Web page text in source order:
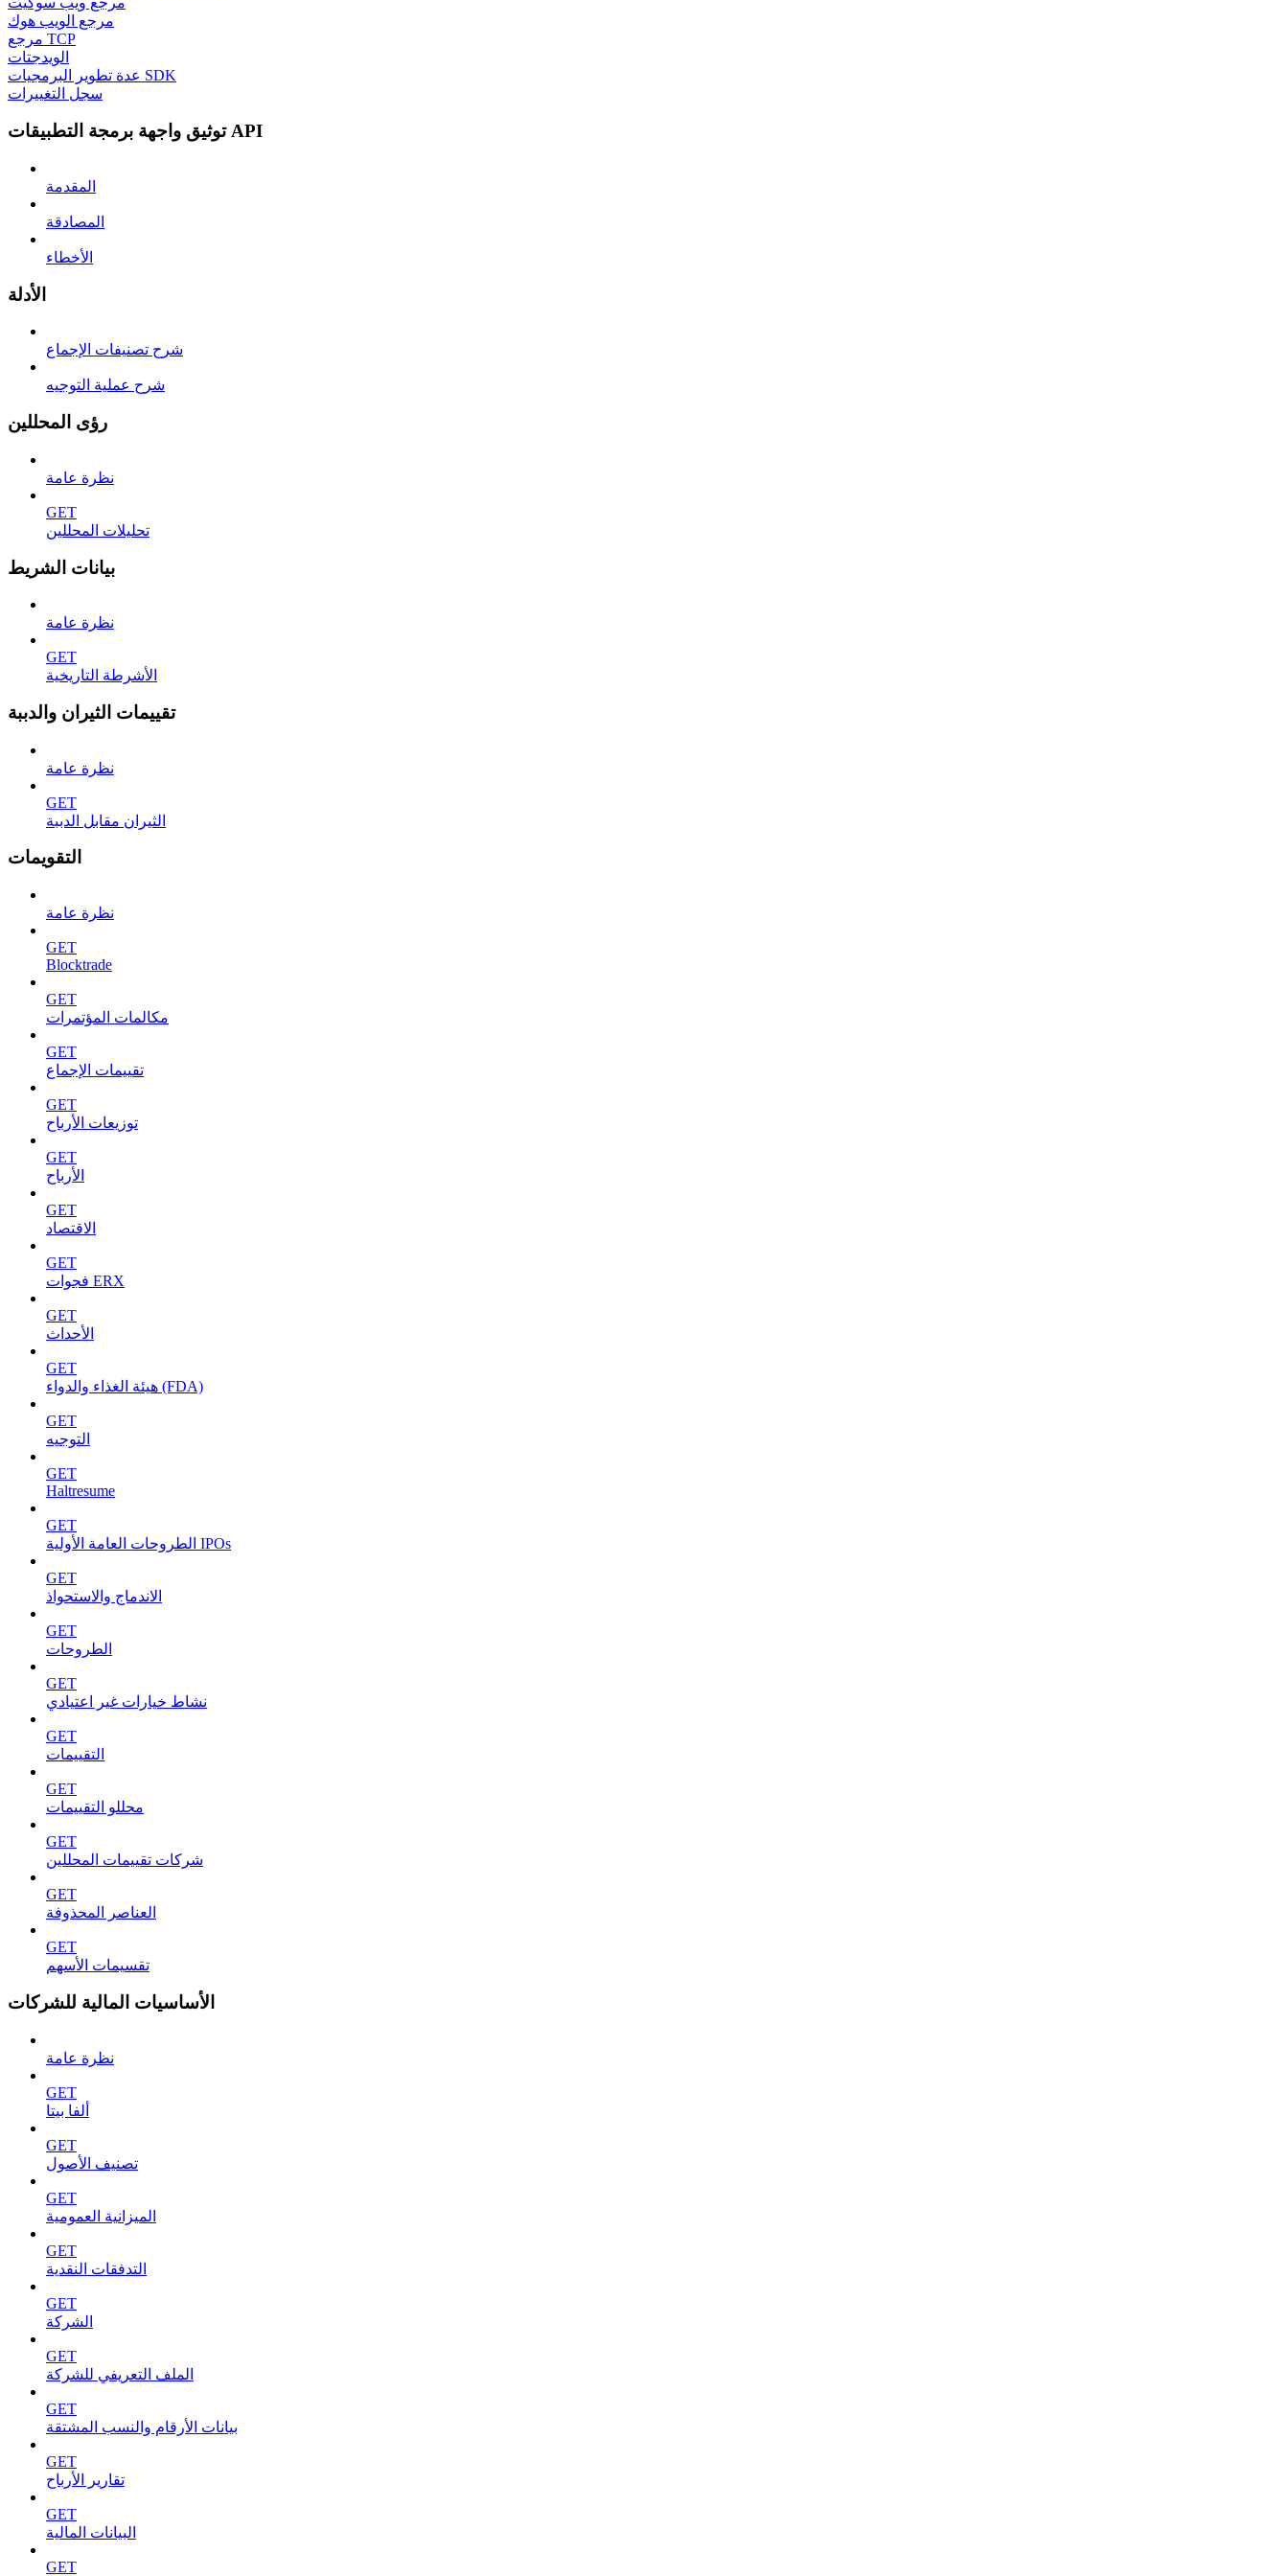
مرجع الويب هوك
مرجع TCP
الويدجتات
عدة تطوير البرمجيات SDK
سجل التغييرات
توثيق واجهة برمجة التطبيقات API
المقدمة
المصادقة
الأخطاء
الأدلة
شرح تصنيفات الإجماع
شرح عملية التوجيه
رؤى المحللين
نظرة عامة
GET
تحليلات المحللين
بيانات الشريط
نظرة عامة
GET
الأشرطة التاريخية
تقييمات الثيران والدببة
نظرة عامة
GET
الثيران مقابل الدببة
التقويمات
نظرة عامة
GET
Blocktrade
GET
مكالمات المؤتمرات
GET
تقييمات الإجماع
GET
توزيعات الأرباح
GET
الأرباح
GET
الاقتصاد
GET
فجوات ERX
GET
الأحداث
GET
هيئة الغذاء والدواء (FDA)
GET
التوجيه
GET
Haltresume
GET
الطروحات العامة الأولية IPOs
GET
الاندماج والاستحواذ
GET
الطروحات
GET
نشاط خيارات غير اعتيادي
GET
التقييمات
GET
محللو التقييمات
GET
شركات تقييمات المحللين
GET
العناصر المحذوفة
GET
تقسيمات الأسهم
الأساسيات المالية للشركات
نظرة عامة
GET
ألفا بيتا
GET
تصنيف الأصول
GET
الميزانية العمومية
GET
التدفقات النقدية
GET
الشركة
GET
الملف التعريفي للشركة
GET
بيانات الأرقام والنسب المشتقة
GET
تقارير الأرباح
GET
البيانات المالية
GET